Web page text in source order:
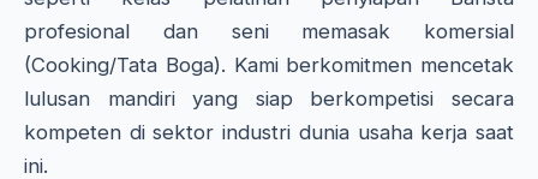
profesional dan seni memasak komersial
(Cooking/Tata Boga). Kami berkomitmen mencetak
lulusan mandiri yang siap berkompetisi secara
kompeten di sektor industri dunia usaha kerja saat
ini.